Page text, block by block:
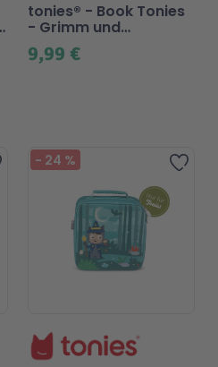
9,99 €
tonies® - Book Tonies
- Grimm und
Möhrchen - Ein Zesel
zieht ein
Zur Wunschliste hinzufügen Zur
- 24 %
Beliebt